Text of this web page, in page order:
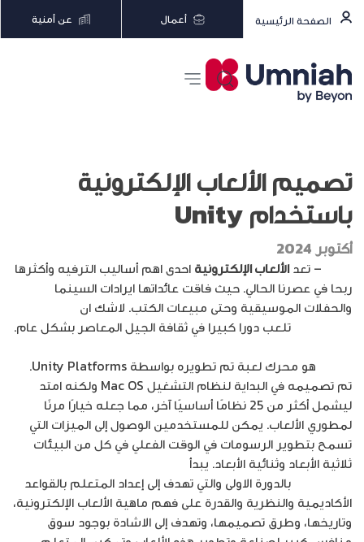
الصفحة الرئيسية أعمال عن أمنية
تصميم الألعاب الإلكترونية
باستخدام Unity
أكتوبر 2024
– تعدالألعاب الإلكترونية احدى اهم أساليب الترفيه وأكثرها
ربحا في عصرنا الحالي. حيث فاقت عائداتها ايرادات السينما
والحفلات الموسيقية وحتى مبيعات الكتب. لاشك ان
تلعب دورا كبيرا في ثقافة الجيل المعاصر بشكل عام.
هو محرك لعبة تم تطويره بواسطة Unity Platforms.
تم تصميمه في البداية لنظام التشغيل Mac OS ولكنه امتد
ليشمل أكثر من 25 نظامًا أساسيًا آخر، مما جعله خيارًا مرنًا
لمطوري الألعاب. يمكن للمستخدمين الوصول إلى الميزات التي
تسمح بتطوير الرسومات في الوقت الفعلي في كل من البيئات
ثلاثية الأبعاد وثنائية الأبعاد. يبدأ
بالدورة الاولى والتي تهدف إلى إعداد المتعلم بالقواعد
الأكاديمية والنظرية والقدرة على فهم ماهية الألعاب الإلكترونية،
وتاريخها، وطرق تصميمها، وتهدف إلى الاشادة بوجود سوق